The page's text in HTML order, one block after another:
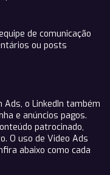
de comunicação
ou posts
o LinkedIn também
e anúncios pagos.
patrocinado,
O uso de Video Ads
abaixo como cada